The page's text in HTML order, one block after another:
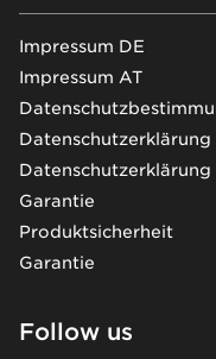
Impressum DE
Impressum AT
Datenschutzerklärung
Datenschutzerklärung
Garantie
Produktsicherheit
Garantie
Follow us